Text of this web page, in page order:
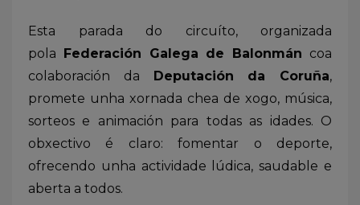
Esta parada do circuíto, organizada
pola Federación Galega de Balonmán coa
colaboración da Deputación da Coruña,
promete unha xornada chea de xogo, música,
sorteos e animación para todas as idades. O
obxectivo é claro: fomentar o deporte,
ofrecendo unha actividade lúdica, saudable e
aberta a todos.